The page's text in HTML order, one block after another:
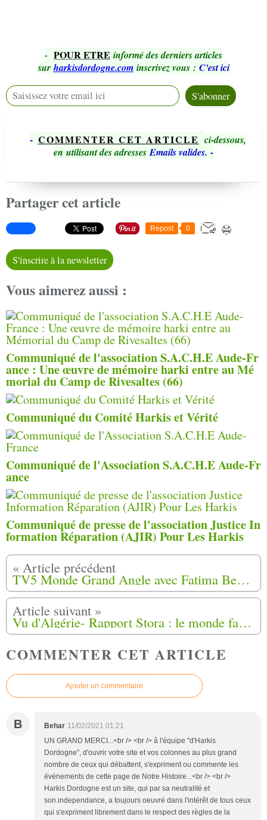
- POUR ETRE informé des derniers articles
sur harkisdordogne.com inscrivez vous : C'est ici
- COMMENTER CET ARTICLE ci-dessous,
en utilisant des adressesEmails valides. -
Partager cet article
Repost 0
S'inscrire à la newsletter
Vous aimerez aussi :
Communiqué de l'association S.A.C.H.E Aude-Fr
ance : Une œuvre de mémoire harki entre au Mé
morial du Camp de Rivesaltes (66)
Communiqué du Comité Harkis et Vérité
Communiqué de l'Association S.A.C.H.E Aude-Fr
ance
Communiqué de presse de l'association Justice In
formation Réparation (AJIR) Pour Les Harkis
TV5 Monde Grand Angle avec Fatima Besnaci-Lancou et Dalila Kerchouche.
Vu d'Algérie- Rapport Stora : le monde fantasmé de Benjamin Stora
COMMENTER CET ARTICLE
Ajouter un commentaire
B Behar 11/02/2021 01:21
UN GRAND MERCI...<br /> <br /> â l'équipe "d'Harkis
Dordogne", d'ouvrir votre site et vos colonnes au plus grand
nombre de ceux qui débattent, s'expriment ou commente les
événements de cette page de Notre Histoire...<br /> <br />
Harkis Dordogne est un site, qui par sa neutralité et
son.independance, a toujours oeuvré dans l'intérêt de tous ceux
qui s'expriment librement dans le respect des règles de la